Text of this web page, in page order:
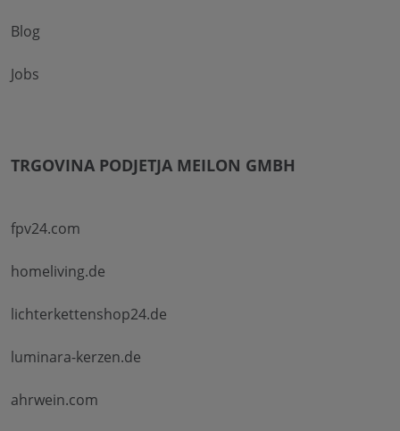
Blog
Jobs
TRGOVINA PODJETJA MEILON GMBH
fpv24.com
homeliving.de
lichterkettenshop24.de
luminara-kerzen.de
ahrwein.com